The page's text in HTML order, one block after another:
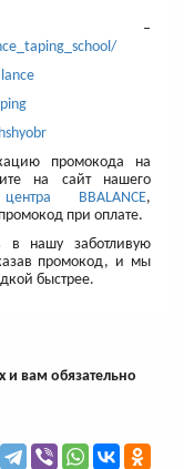
промокода на
на сайт нашего
BBALANCE,
при оплате.
в нашу заботливую
промокод, и мы
быстрее.
и вам обязательно